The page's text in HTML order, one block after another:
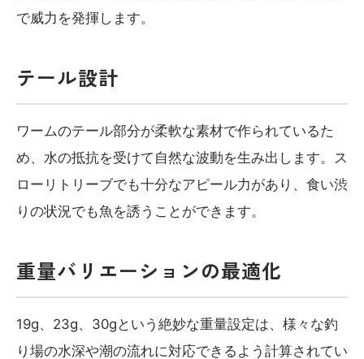
で威力を発揮します。
テール設計
ワームのテール部分が柔軟な素材で作られているた
め、水の抵抗を受けて自然な波動を生み出します。ス
ローリトリーブでも十分なアピール力があり、食い渋
りの状況でも魚を誘うことができます。
重量バリエーションの最適化
19g、23g、30gという絶妙な重量設定は、様々な釣
り場の水深や潮の流れに対応できるよう計算されてい